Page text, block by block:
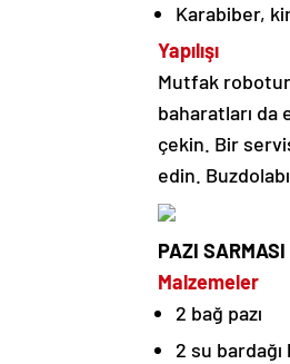
Karabiber,
Yapılışı
Mutfak
baharatları da
çekin. Bir
edin.
PAZI SARMASI
Malzemeler
2 bağ pazı
2 su